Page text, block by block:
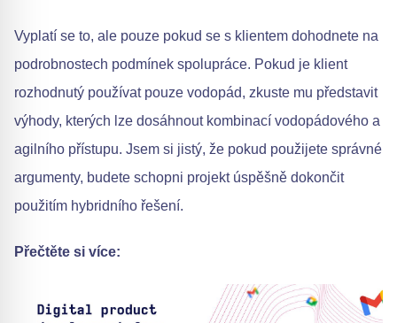
Vyplatí se to, ale pouze pokud se s klientem dohodnete na
podrobnostech podmínek spolupráce. Pokud je klient
rozhodnutý používat pouze vodopád, zkuste mu představit
výhody, kterých lze dosáhnout kombinací vodopádového a
agilního přístupu. Jsem si jistý, že pokud použijete správné
argumenty, budete schopni projekt úspěšně dokončit
použitím hybridního řešení.
Přečtěte si více: